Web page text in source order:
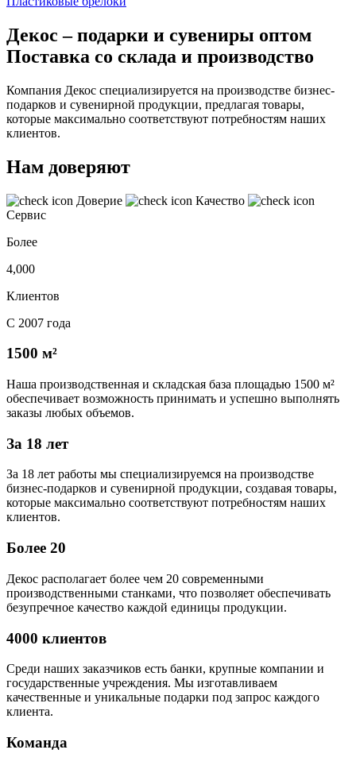
Декос – подарки и сувениры оптом
Поставка со склада и производство
Компания Декос специализируется на производстве бизнес-
подарков и сувенирной продукции, предлагая товары,
которые максимально соответствуют потребностям наших
клиентов.
Нам доверяют
Доверие
Качество
Сервис
Более
4,000
Клиентов
С 2007 года
1500 м²
Наша производственная и складская база площадью 1500 м²
обеспечивает возможность принимать и успешно выполнять
заказы любых объемов.
За 18 лет
За 18 лет работы мы специализируемся на производстве
бизнес-подарков и сувенирной продукции, создавая товары,
которые максимально соответствуют потребностям наших
клиентов.
Более 20
Декос располагает более чем 20 современными
производственными станками, что позволяет обеспечивать
безупречное качество каждой единицы продукции.
4000 клиентов
Среди наших заказчиков есть банки, крупные компании и
государственные учреждения. Мы изготавливаем
качественные и уникальные подарки под запрос каждого
клиента.
Команда